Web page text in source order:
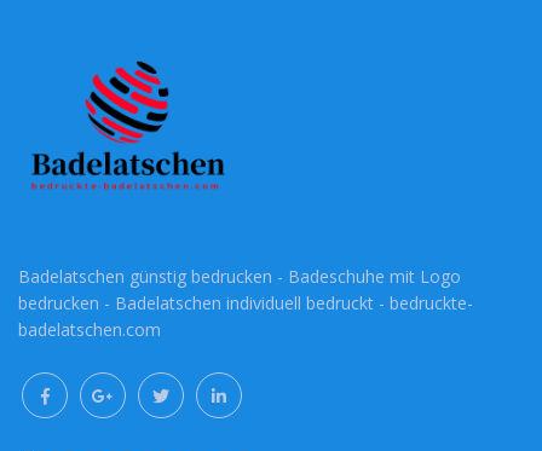
Badelatschen günstig bedrucken - Badeschuhe mit Logo
bedrucken - Badelatschen individuell bedruckt - bedruckte-
badelatschen.com